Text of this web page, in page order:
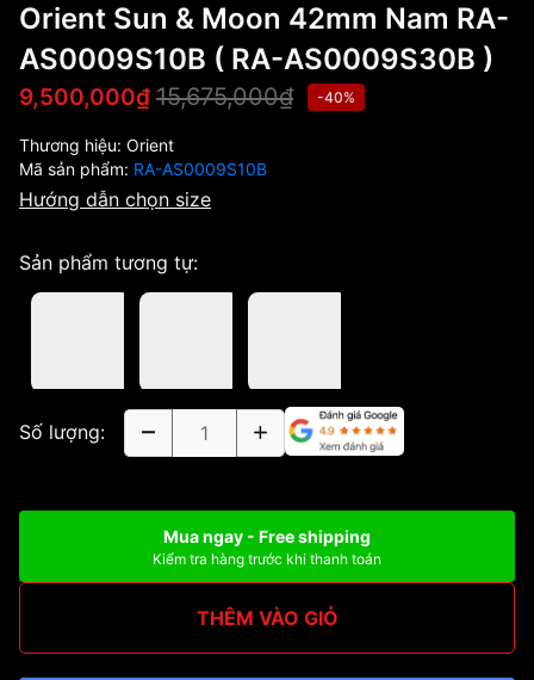
Orient Sun & Moon 42mm Nam RA-
AS0009S10B ( RA-AS0009S30B )
9,500,000₫ 15,675,000₫ -40%
Thương hiệu: Orient
Mã sản phẩm: RA-AS0009S10B
Hướng dẫn chọn size
Sản phẩm tương tự:
Số lượng:
Mua ngay - Free shipping
Kiểm tra hàng trước khi thanh toán
THÊM VÀO GIỎ